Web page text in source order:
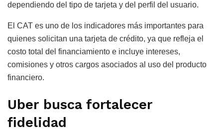
dependiendo del tipo de tarjeta y del perfil del usuario.
El CAT es uno de los indicadores más importantes para
quienes solicitan una tarjeta de crédito, ya que refleja el
costo total del financiamiento e incluye intereses,
comisiones y otros cargos asociados al uso del producto
financiero.
Uber busca fortalecer
fidelidad